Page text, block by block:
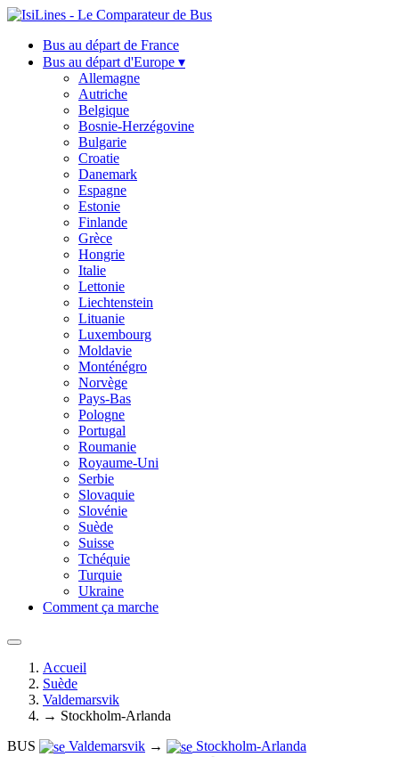
Bus au départ de France
Bus au départ d'Europe ▾
Allemagne
Autriche
Belgique
Bosnie-Herzégovine
Bulgarie
Croatie
Danemark
Espagne
Estonie
Finlande
Grèce
Hongrie
Italie
Lettonie
Liechtenstein
Lituanie
Luxembourg
Moldavie
Monténégro
Norvège
Pays-Bas
Pologne
Portugal
Roumanie
Royaume-Uni
Serbie
Slovaquie
Slovénie
Suède
Suisse
Tchéquie
Turquie
Ukraine
Comment ça marche
Accueil
Suède
Valdemarsvik
→ Stockholm-Arlanda
BUS
Valdemarsvik →
Stockholm-Arlanda